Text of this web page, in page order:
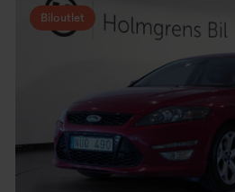
Biloutlet